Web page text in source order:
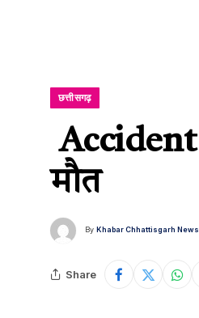
छत्तीसगढ़
Accident
मौत
By Khabar Chhattisgarh News
Share